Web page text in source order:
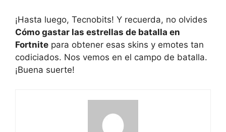
¡Hasta luego, Tecnobits! Y recuerda, no olvides ​
Cómo gastar las ‍estrellas de batalla en
Fortnite para obtener​ esas skins y emotes‌ tan
codiciados. Nos vemos en ⁢el campo de ‍batalla.
⁢¡Buena suerte!